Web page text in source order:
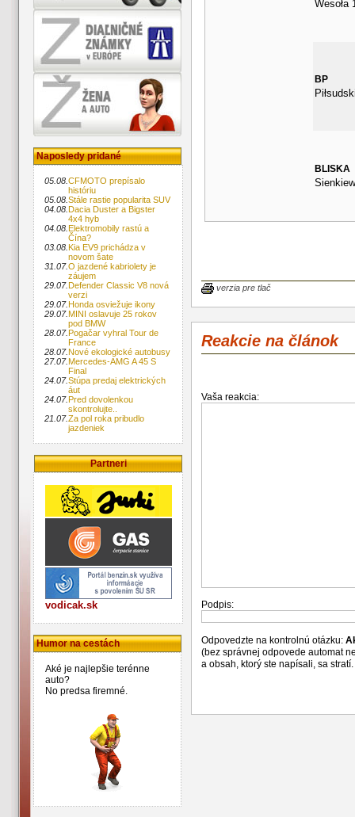
Naposledy pridané
05.08.CFMOTO prepísalo
históriu
05.08.Stále rastie popularita SUV
04.08.Dacia Duster a Bigster
4x4 hyb
04.08.Elektromobily rastú a
Čína?
03.08.Kia EV9 prichádza v
novom šate
31.07.O jazdené kabriolety je
záujem
29.07.Defender Classic V8 nová
verzi
29.07.Honda osviežuje ikony
29.07.MINI oslavuje 25 rokov
pod BMW
28.07.Pogačar vyhral Tour de
France
28.07.Nové ekologické autobusy
27.07.Mercedes-AMG A 45 S
Final
24.07.Stúpa predaj elektrických
áut
24.07.Pred dovolenkou
skontrolujte..
21.07.Za pol roka pribudlo
jazdeniek
Partneri
vodicak.sk
Humor na cestách
Aké je najlepšie terénne
auto?
No predsa firemné.
Wesoła
BP
BLISKA
verzia pre tlač
Reakcie na článok
Vaša reakcia:
Podpis:
Odpovedzte na kontrolnú otázku:
(bez správnej odpovede automat
a obsah, ktorý ste napísali, sa